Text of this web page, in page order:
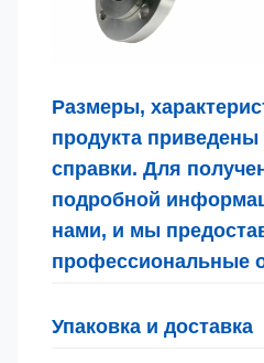
Размеры,
продукта приведены
справки. Для
подробной
нами, и мы
профессиональные
Упаковка и доставка